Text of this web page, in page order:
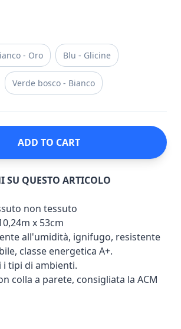
- Oro Blu - Glicine
Verde bosco - Bianco
ADD TO CART
QUESTO ARTICOLO
non tessuto
x 53cm
all'umidità, ignifugo, resistente
classe energetica A+.
tipi di ambienti.
colla a parete, consigliata la ACM